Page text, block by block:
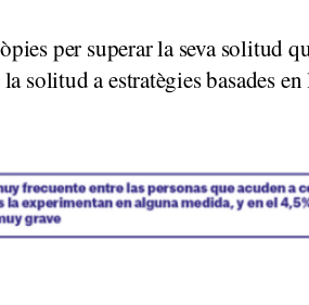
per superar la seva solitud
solitud a estratègies basades